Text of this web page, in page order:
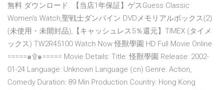
無料 ダウンロード. 【当店1年保証】ゲスGuess Classic
Women's Watch,聖戦士ダンバイン DVDメモリアルボックス(2)
(未使用・未開封品),【キャッシュレス5％還元】TIMEX (タイメ
ックス) TW2R45100 Watch Now 怪獸學園 HD Full Movie Online
=====๑۩๑===== Movie Details: Title: 怪獸學園 Release: 2002-
01-24 Language: Unknown Language (cn) Genre: Action,
Comedy Duration: 89 Min Production Country: Hong Kong